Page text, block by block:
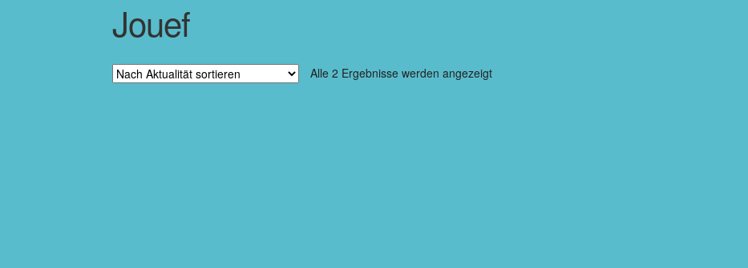
Jouef
Alle 2 Ergebnisse werden angezeigt